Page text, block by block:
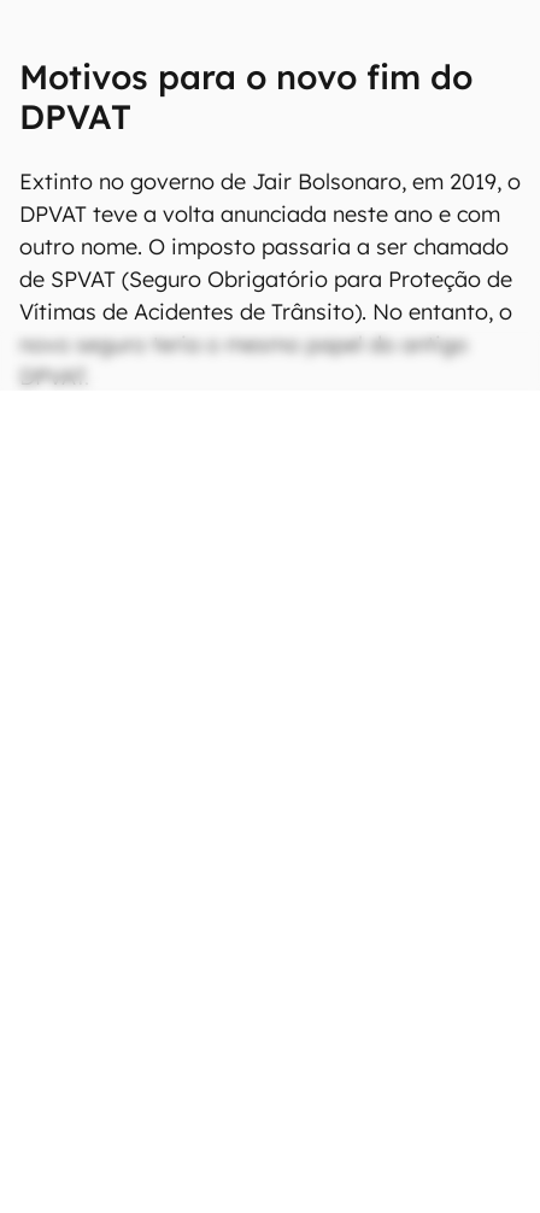
Motivos para o novo fim do
DPVAT
Extinto no governo de Jair Bolsonaro, em 2019, o
DPVAT teve a volta anunciada neste ano e com
outro nome. O imposto passaria a ser chamado
de SPVAT (Seguro Obrigatório para Proteção de
Vítimas de Acidentes de Trânsito). No entanto, o
novo seguro teria o mesmo papel do antigo
DPVAT.